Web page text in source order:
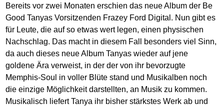
Bereits vor zwei Monaten erschien das neue Album der Be
Good Tanyas Vorsitzenden Frazey Ford Digital. Nun gibt es
für Leute, die auf so etwas wert legen, einen physischen
Nachschlag. Das macht in diesem Fall besonders viel Sinn,
da auch dieses neue Album Tanyas wieder auf jene
goldene Ära verweist, in der der von ihr bevorzugte
Memphis-Soul in voller Blüte stand und Musikalben noch
die einzige Möglichkeit darstellten, an Musik zu kommen.
Musikalisch liefert Tanya ihr bisher stärkstes Werk ab und